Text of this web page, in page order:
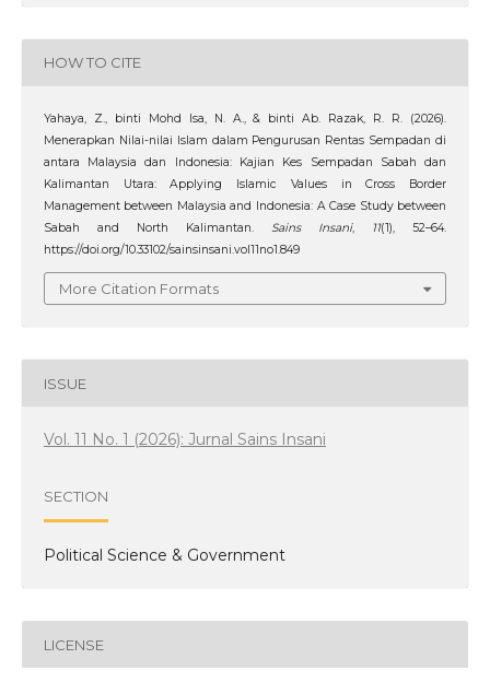
HOW TO CITE
Yahaya, Z., binti Mohd Isa, N. A., & binti Ab. Razak, R. R. (2026).
Menerapkan Nilai-nilai Islam dalam Pengurusan Rentas Sempadan di
antara Malaysia dan Indonesia: Kajian Kes Sempadan Sabah dan
Kalimantan Utara: Applying Islamic Values in Cross Border
Management between Malaysia and Indonesia: A Case Study between
Sabah and North Kalimantan. Sains Insani, 11(1), 52–64.
https://doi.org/10.33102/sainsinsani.vol11no1.849
More Citation Formats
ISSUE
Vol. 11 No. 1 (2026): Jurnal Sains Insani
SECTION
Political Science & Government
LICENSE